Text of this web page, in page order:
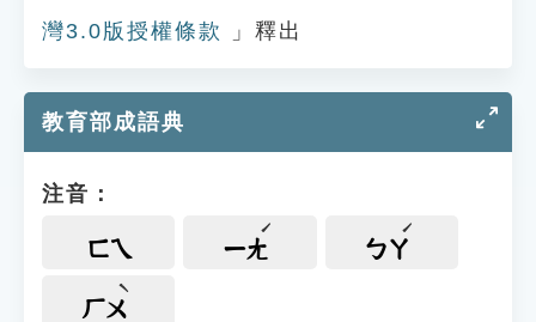
灣3.0版授權條款 」釋出
教育部成語典
注音：
ㄈㄟ ㄧㄤ ㄅㄚ
ㄏㄨ